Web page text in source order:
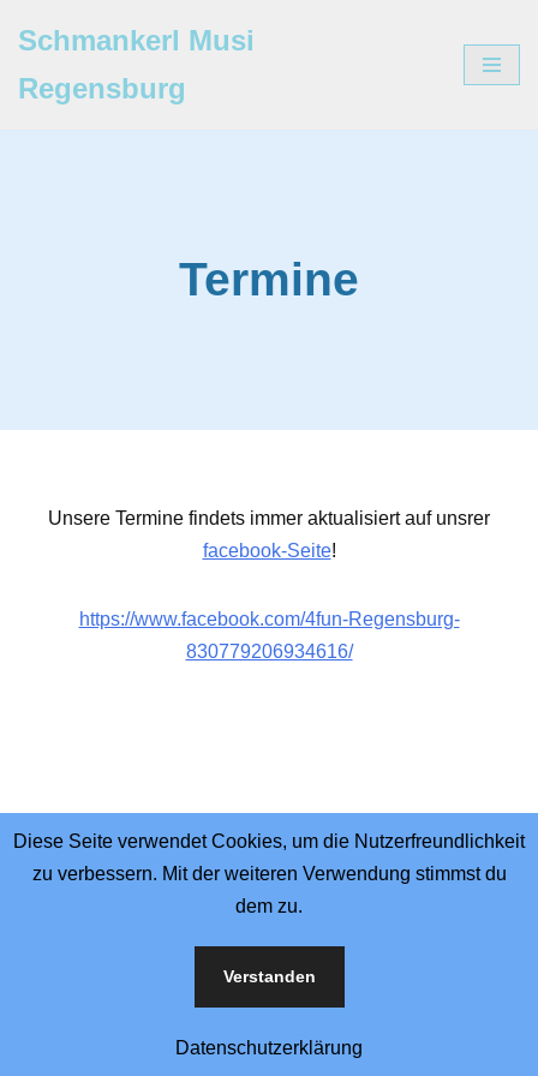
Inhalt
Schmankerl Musi
Regensburg
Termine
Unsere Termine findets immer aktualisiert auf unsrer
facebook-Seite!
https://www.facebook.com/4fun-Regensburg-
830779206934616/
info@schmankerl-musi.de
| Präsentiert vonWordPress
Diese Seite verwendet Cookies, um die Nutzerfreundlichkeit
zu verbessern. Mit der weiteren Verwendung stimmst du
dem zu.
Verstanden
Datenschutzerklärung